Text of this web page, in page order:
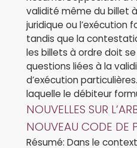
validité même du billet
juridique ou l’exécution
tandis que la
les billets à ordre doit
questions liées à la
d’exécution
laquelle le débiteur
NOUVELLES SUR
NOUVEAU CODE DE
Résumé: Dans le